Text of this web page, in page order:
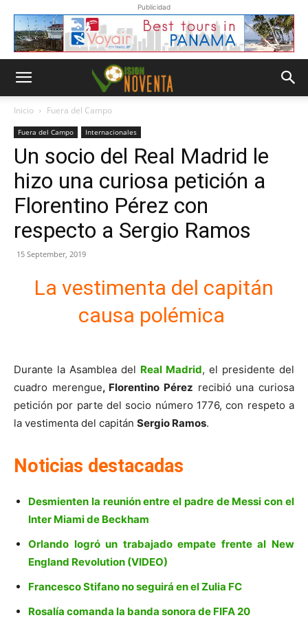
Publicidad
Inicio Fuera del Campo
Fuera del Campo Internacionales
Un socio del Real Madrid le
hizo una curiosa petición a
Florentino Pérez con
respecto a Sergio Ramos
15 September, 2019
La vestimenta del capitán
causa polémica
Durante la Asamblea del Real Madrid, el presidente del
cuadro merengue, Florentino Pérez recibió una curiosa
petición por parte del socio número 1776, con respeto a
la vestimenta del capitán Sergio Ramos.
Noticias destacadas
Desmienten la reunión entre el padre de Messi con el
Inter Miami de Beckham
Orlando logró un trabajado empate frente al New
England Revolution (VIDEO)
Francesco Stifano no seguirá en el Zulia FC
Rosalía comanda la banda sonora de FIFA 20